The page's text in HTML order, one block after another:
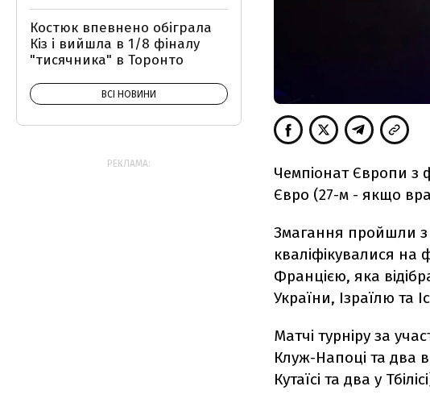
Чемпіонат Європи з
Євро (27-м - якщо
Змагання пройшли
кваліфікувалися на
Францією, яка
України, Ізраїлю та
Матчі турніру за
Клуж-Напоці та два в
Кутаїсі та два у
Костюк впевнено обіграла
Кіз і вийшла в 1/8 фіналу
"тисячника" в Торонто
ВСІ НОВИНИ
РЕКЛАМА: